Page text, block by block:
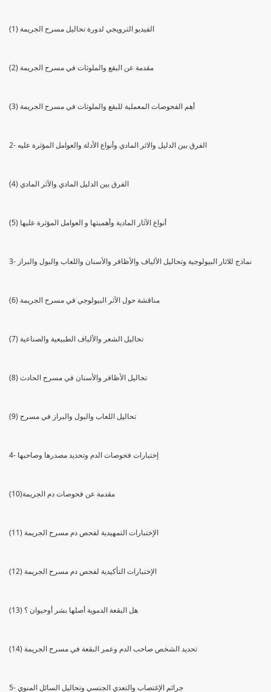
(1) الفيديو الترويجي لدورة تحاليل مسرح الجريمة
(2) مقدمة عن البقع والملوثات في مسرح الجريمة
(3) أهم الفحوصات المعملية للبقع والملوثات في مسرح الجريمة
2- الفرق بين الدليل والاثر المادي وأنواع الأدلة والعوامل المؤثرة عليه
(4) الفرق بين الدليل المادي والآثر المادي
(5) أنواع الآثار المادية وأهميتها و العوامل المؤثرة عليها
3- نماذج للاثار البيولوجية وتحاليل الألياف والأظافر والأسنان واللعاب والبول والبراز
(6) مناقشة حول الآثر البيولوجي في مسرح الجريمة
(7) تحاليل الشعر والألياف الطبيعية والصناعية
(8) تحاليل الأظافر والأسنان في مسرح الحادث
(9) تحاليل اللعاب والبول والبراز في مسرح
4- إختبارات فحوصات الدم وتحديد مصدرها وصاحبها
(10)مقدمة عن فحوصات دم الجريمة
(11) الإختبارات التمهيدية لفحص دم مسرح الجريمة
(12) الإختبارات التأكيدية لفحص دم مسرح الجريمة
(13) هل البقعة الدموية أصلها بشر أوحيوان ؟
(14) تحديد الشخص صاحب الدم وعمر البقعة في مسرح الجريمة
5- جرائم الإغتصاب والتعدي الجنسي وتحاليل السائل المنوي